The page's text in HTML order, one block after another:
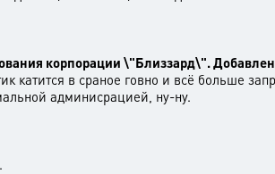
корпорации \"Близзард\".
катится в сраное говно и всё больше
админисрацией, ну-ну.